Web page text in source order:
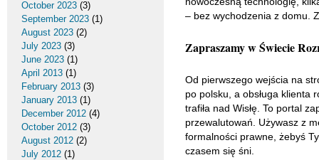
– bez wychodzenia z domu.
Zapraszamy w Świecie
Od pierwszego wejścia na
po polsku, a obsługa klienta
trafiła nad Wisłę. To portal
przewalutowań. Używasz z
formalności prawne, żebyś
czasem się śni.
October 2023 (3)
September 2023 (1)
August 2023 (2)
July 2023 (3)
June 2023 (1)
April 2013 (1)
February 2013 (3)
January 2013 (1)
December 2012 (4)
October 2012 (3)
August 2012 (2)
July 2012 (1)